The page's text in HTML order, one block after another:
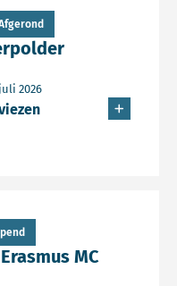
2026
MC